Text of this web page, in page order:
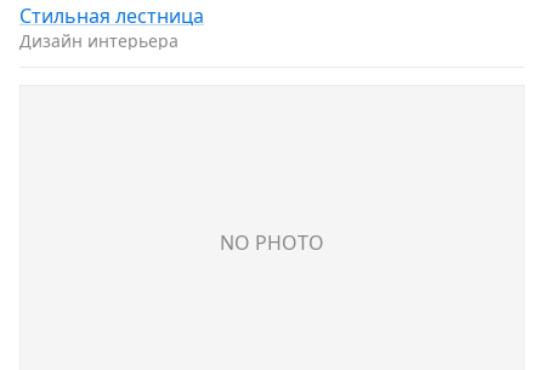
Стильнaя лeстница
Дизайн интерьера
NO PHOTO